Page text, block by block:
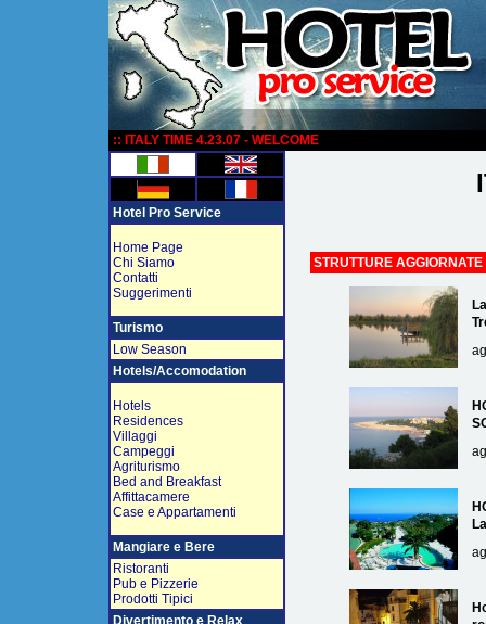
:: ITALY TIME 4.23.07 - WELCOME
Hotel Pro Service
Home Page
Chi Siamo
Contatti
Suggerimenti
Turismo
Low Season
Hotels/Accomodation
Hotels
Residences
Villaggi
Campeggi
Agriturismo
Bed and Breakfast
Affittacamere
Case e Appartamenti
Mangiare e Bere
Ristoranti
Pub e Pizzerie
Prodotti Tipici
Divertimento e Relax
STRUTTURE